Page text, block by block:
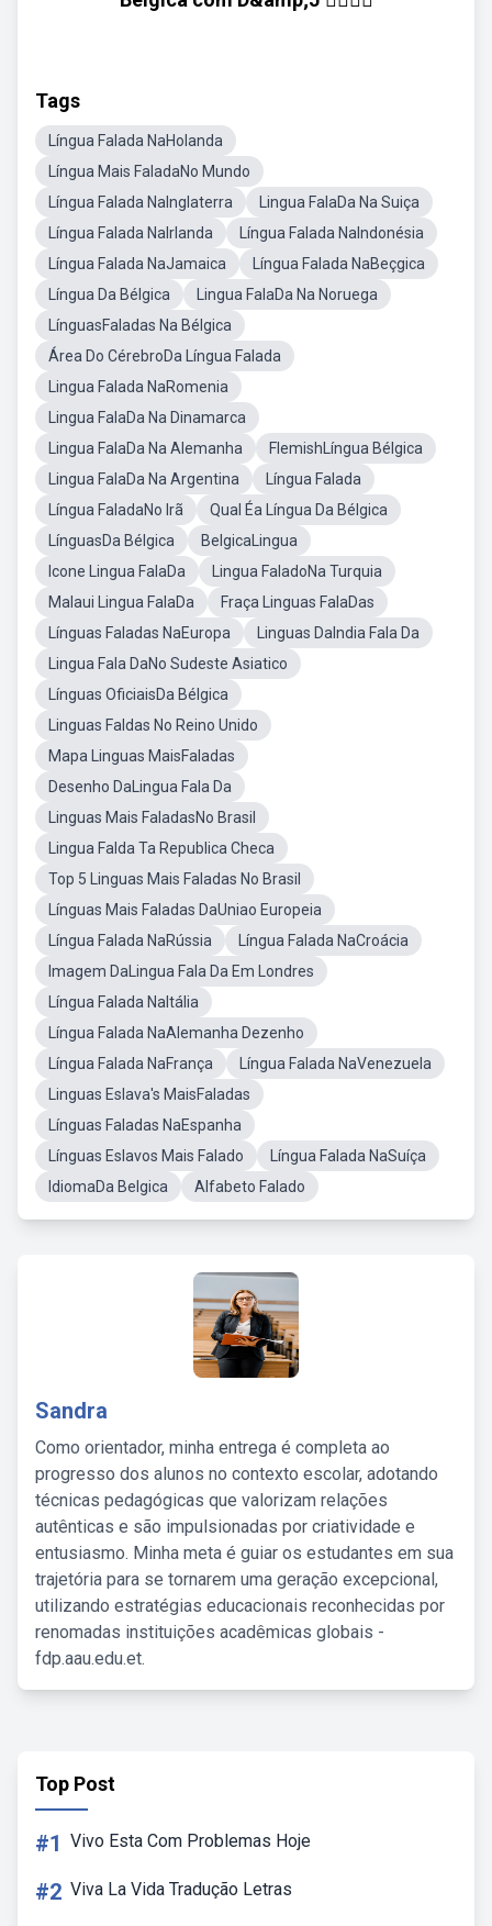
Tags
Língua Falada NaHolanda
Língua Mais FaladaNo Mundo
Língua Falada NaInglaterra
Lingua FalaDa Na Suiça
Língua Falada NaIrlanda
Língua Falada NaIndonésia
Língua Falada NaJamaica
Língua Falada NaBeçgica
Língua Da Bélgica
Lingua FalaDa Na Noruega
LínguasFaladas Na Bélgica
Área Do CérebroDa Língua Falada
Lingua Falada NaRomenia
Lingua FalaDa Na Dinamarca
Lingua FalaDa Na Alemanha
FlemishLíngua Bélgica
Lingua FalaDa Na Argentina
Língua Falada
Língua FaladaNo Irã
Qual Éa Língua Da Bélgica
LínguasDa Bélgica
BelgicaLingua
Icone Lingua FalaDa
Lingua FaladoNa Turquia
Malaui Lingua FalaDa
Fraça Linguas FalaDas
Línguas Faladas NaEuropa
Linguas DaIndia Fala Da
Lingua Fala DaNo Sudeste Asiatico
Línguas OficiaisDa Bélgica
Linguas Faldas No Reino Unido
Mapa Linguas MaisFaladas
Desenho DaLingua Fala Da
Linguas Mais FaladasNo Brasil
Lingua Falda Ta Republica Checa
Top 5 Linguas Mais Faladas No Brasil
Línguas Mais Faladas DaUniao Europeia
Língua Falada NaRússia
Língua Falada NaCroácia
Imagem DaLingua Fala Da Em Londres
Língua Falada NaItália
Língua Falada NaAlemanha Dezenho
Língua Falada NaFrança
Língua Falada NaVenezuela
Linguas Eslava's MaisFaladas
Línguas Faladas NaEspanha
Línguas Eslavos Mais Falado
Língua Falada NaSuíça
IdiomaDa Belgica
Alfabeto Falado
Sandra
Como orientador, minha entrega é completa ao
progresso dos alunos no contexto escolar, adotando
técnicas pedagógicas que valorizam relações
autênticas e são impulsionadas por criatividade e
entusiasmo. Minha meta é guiar os estudantes em sua
trajetória para se tornarem uma geração excepcional,
utilizando estratégias educacionais reconhecidas por
renomadas instituições acadêmicas globais -
fdp.aau.edu.et.
Top Post
#1 Vivo Esta Com Problemas Hoje
#2 Viva La Vida Tradução Letras